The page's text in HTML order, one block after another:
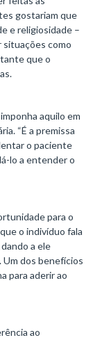
gostariam que
e religiosidade –
situações como
que o
aquilo em
“É a premissa
o paciente
lo a entender o
para o
o indivíduo fala
a ele
dos benefícios
para aderir ao
ao